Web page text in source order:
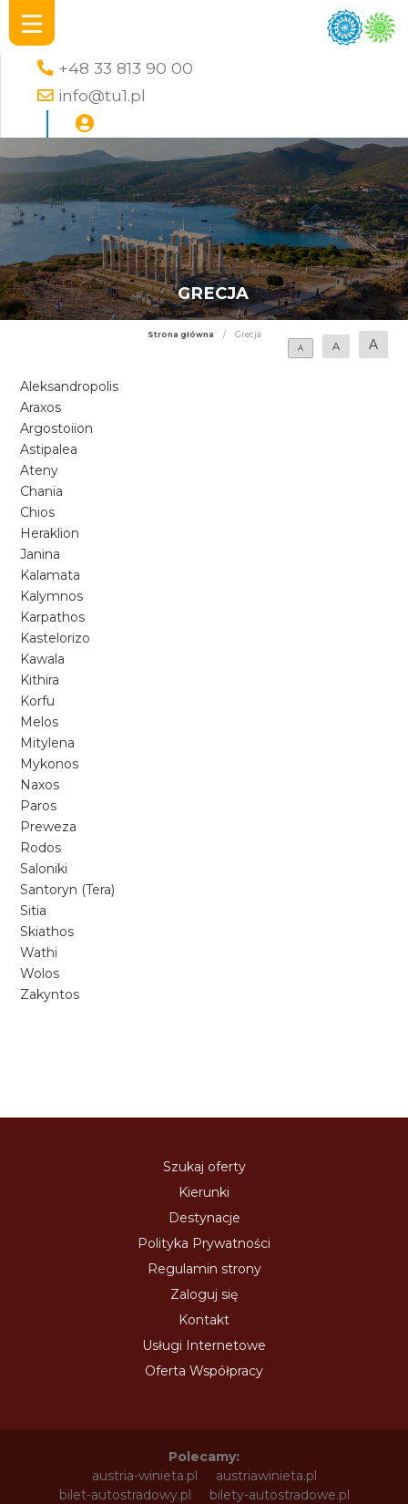
+48 33 813 90 00
info@tu1.pl
GRECJA
Strona główna /
Grecja
A
A A
Aleksandropolis
Araxos
Argostoiion
Astipalea
Ateny
Chania
Chios
Heraklion
Janina
Kalamata
Kalymnos
Karpathos
Kastelorizo
Kawala
Kithira
Korfu
Melos
Mitylena
Mykonos
Naxos
Paros
Preweza
Rodos
Saloniki
Santoryn (Tera)
Sitia
Skiathos
Wathi
Wolos
Zakyntos
Szukaj oferty
Kierunki
Destynacje
Polityka Prywatności
Regulamin strony
Zaloguj się
Kontakt
Usługi Internetowe
Oferta Współpracy
Polecamy:
austria-winieta.pl
austriawinieta.pl
bilet-autostradowy.pl
bilety-autostradowe.pl